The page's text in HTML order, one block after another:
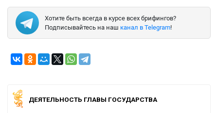
Хотите быть всегда в курсе всех брифингов?
Подписывайтесь на наш канал в Telegram!
ДЕЯТЕЛЬНОСТЬ ГЛАВЫ ГОСУДАРСТВА